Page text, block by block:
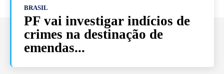
BRASIL
PF vai investigar indícios de
crimes na destinação de
emendas...